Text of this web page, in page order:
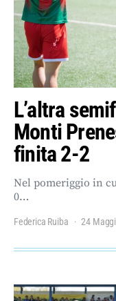
L’altra
Monti
finita 2-2
Nel pomeriggio in
0…
Federica Ruiba 24